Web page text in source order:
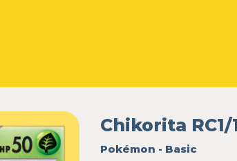
Chikorita RC1/
Pokémon - Basic